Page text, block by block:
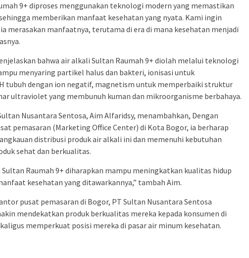
9+ diproses menggunakan teknologi modern yang memastikan
memberikan manfaat kesehatan yang nyata. Kami ingin
merasakan manfaatnya, terutama di era di mana kesehatan menjadi
bahwa air alkali Sultan Raumah 9+ diolah melalui teknologi
menyaring partikel halus dan bakteri, ionisasi untuk
tubuh dengan ion negatif, magnetism untuk memperbaiki struktur
ultraviolet yang membunuh kuman dan mikroorganisme berbahaya.
Nusantara Sentosa, Aim Alfaridsy, menambahkan, Dengan
pemasaran (Marketing Office Center) di Kota Bogor, ia berharap
distribusi produk air alkali ini dan memenuhi kebutuhan
sehat dan berkualitas.
Raumah 9+ diharapkan mampu meningkatkan kualitas hidup
kesehatan yang ditawarkannya,” tambah Aim.
pusat pemasaran di Bogor, PT Sultan Nusantara Sentosa
mendekatkan produk berkualitas mereka kepada konsumen di
memperkuat posisi mereka di pasar air minum kesehatan.